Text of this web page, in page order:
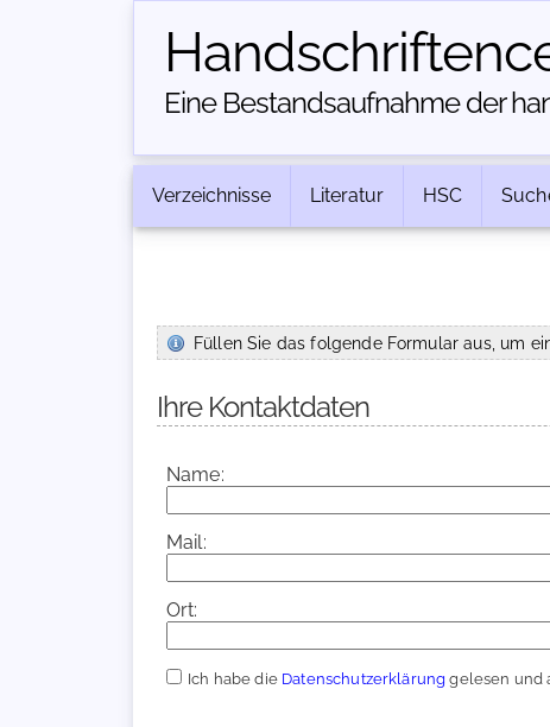
Eine Bestandsaufnahme der
Verzeichnisse Literatur HSC
Füllen Sie das folgende Formular aus, um
Ihre Kontaktdaten
Name:
Mail:
Ort:
Ich habe die Datenschutzerklärung gelesen und